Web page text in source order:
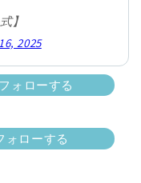
】
2025
ォローする
ォローする